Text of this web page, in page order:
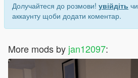
Долучайтеся до розмови! увійдіть чи
аккаунту щоби додати коментар.
More mods by jan12097: